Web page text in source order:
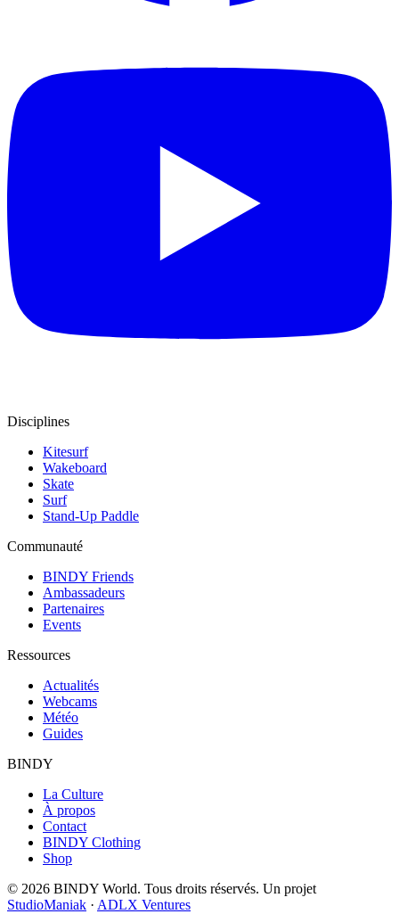
Disciplines
Kitesurf
Wakeboard
Skate
Surf
Stand-Up Paddle
Communauté
BINDY Friends
Ambassadeurs
Partenaires
Events
Ressources
Actualités
Webcams
Météo
Guides
BINDY
La Culture
À propos
Contact
BINDY Clothing
Shop
© 2026 BINDY World. Tous droits réservés. Un projet
StudioManiak · ADLX Ventures